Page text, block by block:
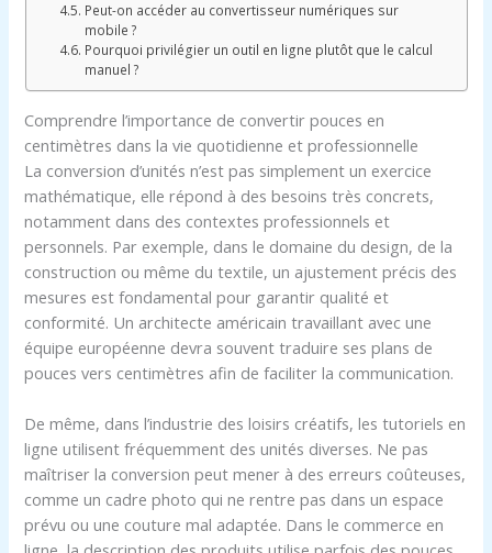
Peut-on accéder au convertisseur numériques sur
mobile ?
Pourquoi privilégier un outil en ligne plutôt que le calcul
manuel ?
Comprendre l’importance de convertir pouces en
centimètres dans la vie quotidienne et professionnelle
La conversion d’unités n’est pas simplement un exercice
mathématique, elle répond à des besoins très concrets,
notamment dans des contextes professionnels et
personnels. Par exemple, dans le domaine du design, de la
construction ou même du textile, un ajustement précis des
mesures est fondamental pour garantir qualité et
conformité. Un architecte américain travaillant avec une
équipe européenne devra souvent traduire ses plans de
pouces vers centimètres afin de faciliter la communication.
De même, dans l’industrie des loisirs créatifs, les tutoriels en
ligne utilisent fréquemment des unités diverses. Ne pas
maîtriser la conversion peut mener à des erreurs coûteuses,
comme un cadre photo qui ne rentre pas dans un espace
prévu ou une couture mal adaptée. Dans le commerce en